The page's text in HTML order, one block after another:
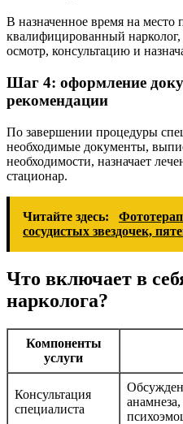
В назначенное время на место
квалифицированный
осмотр, консультацию и
Шаг 4: оформление
рекомендации
По завершении процедуры
необходимые документы,
необходимости, назначает
стационар.
Читайте здесь:
сосудистых звездочек,
Что включает в
нарколога?
Компоненты
услуги
Консультация
специалиста